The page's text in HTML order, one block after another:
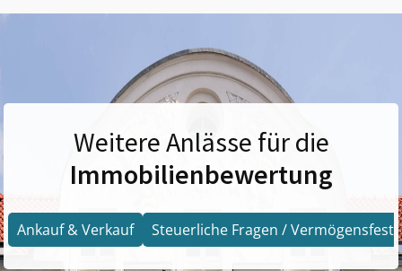
Weitere Anlässe für die
Immobilienbewertung
Ankauf & Verkauf Steuerliche Fragen /